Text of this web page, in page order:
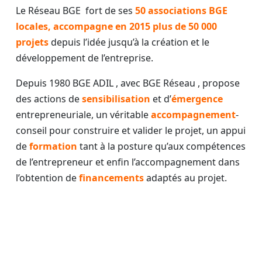
Le Réseau BGE fort de ses 50 associations BGE
locales, accompagne en 2015 plus de 50 000
projetsdepuis l’idée jusqu’à la création et le
développement de l’entreprise.
Depuis 1980 BGE ADIL , avec BGE Réseau , propose
des actions desensibilisation et d’émergence
entrepreneuriale, un véritableaccompagnement-
conseil pour construire et valider le projet, un appui
deformation tant à la posture qu’aux compétences
de l’entrepreneur et enfin l’accompagnement dans
l’obtention definancementsadaptés au projet.